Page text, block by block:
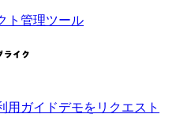
ト管理ツール
用ガイドデモをリクエスト